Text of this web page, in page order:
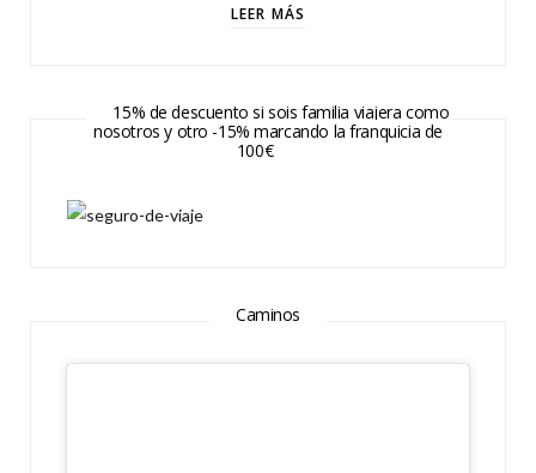
LEER MÁS
15% de descuento si sois familia viajera como
nosotros y otro -15% marcando la franquicia de
100€
Caminos